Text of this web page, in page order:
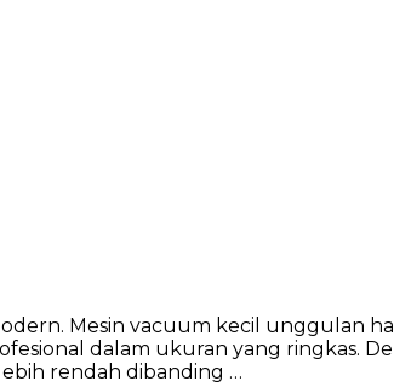
Mesin vacuum kecil unggulan
dalam ukuran yang ringkas.
rendah dibanding …